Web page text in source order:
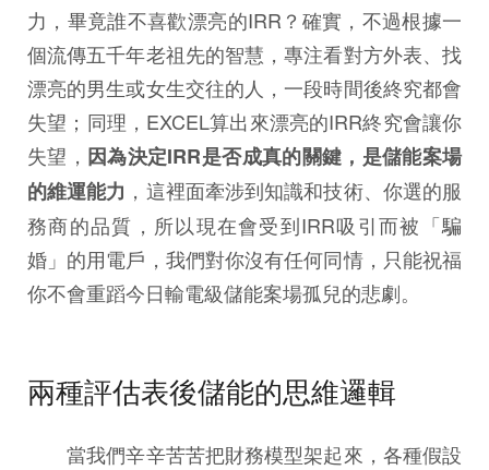
力，畢竟誰不喜歡漂亮的IRR？確實，不過根據一
個流傳五千年老祖先的智慧，專注看對方外表、找
漂亮的男生或女生交往的人，一段時間後終究都會
失望；同理，EXCEL算出來漂亮的IRR終究會讓你
失望， 因為決定IRR是否成真的關鍵，是儲能案場
的維運能力 ，這裡面牽涉到知識和技術、你選的服
務商的品質，所以現在會受到IRR吸引而被「騙
婚」的用電戶，我們對你沒有任何同情，只能祝福
你不會重蹈今日輸電級儲能案場孤兒的悲劇。
兩種評估表後儲能的思維邏輯
當我們辛辛苦苦把財務模型架起來，各種假設